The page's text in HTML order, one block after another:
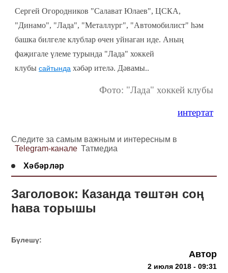
Сергей Огородников "Салават Юлаев", ЦСКА,
"Динамо", "Лада", "Металлург", "Автомобилист" һәм
башка билгеле клублар өчен уйнаган иде. Аның
фаҗигале үлеме турында "Лада" хоккей
клубы сайтында хәбәр ителә. Дәвамы..
Фото: "Лада" хоккей клубы
интертат
Следите за самым важным и интересным в
Telegram-канале Татмедиа
Хәбәрләр
Заголовок: Казанда төштән соң
һава торышы
Бүлешү:
Автор
2 июля 2018 - 09:31